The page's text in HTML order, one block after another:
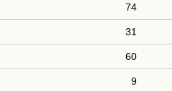
74
31
60
9